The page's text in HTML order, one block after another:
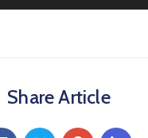
Share Article